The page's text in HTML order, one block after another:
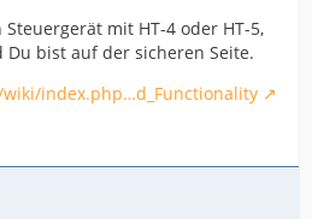
mit HT-4 oder HT-5,
bist auf der sicheren Seite.
index.php…d_Functionality